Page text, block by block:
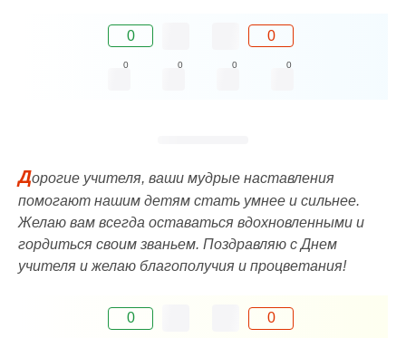
0 0
0 0 0 0
Дорогие учителя, ваши мудрые наставления
помогают нашим детям стать умнее и сильнее.
Желаю вам всегда оставаться вдохновленными и
гордиться своим званьем. Поздравляю с Днем
учителя и желаю благополучия и процветания!
0 0